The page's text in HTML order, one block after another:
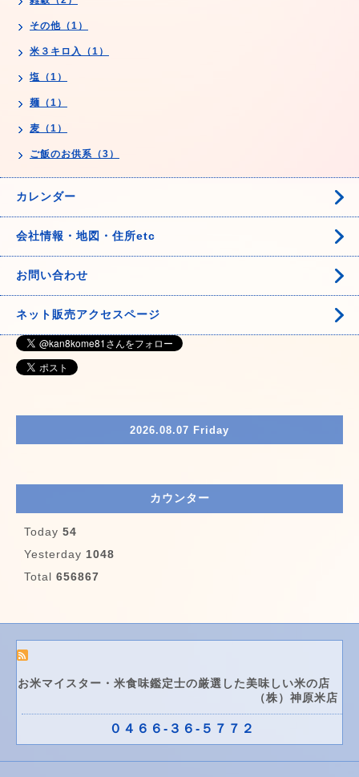
その他（1）
米３キロ入（1）
塩（1）
麺（1）
麦（1）
ご飯のお供系（3）
カレンダー
会社情報・地図・住所etc
お問い合わせ
ネット販売アクセスページ
2026.08.07 Friday
カウンター
Today 54
Yesterday 1048
Total 656867
お米マイスター・米食味鑑定士の厳選した美味しい米の店
（株）神原米店
０４６６-３６-５７７２